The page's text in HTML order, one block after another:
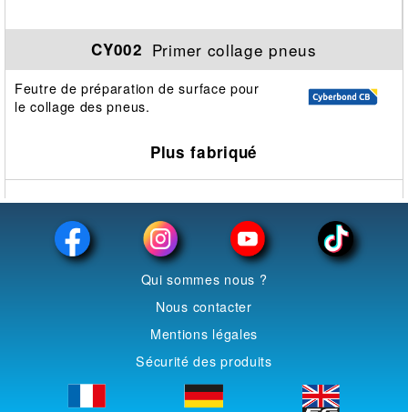
CY002 Primer collage pneus
Feutre de préparation de surface pour
le collage des pneus.
Plus fabriqué
Qui sommes nous ?
Nous contacter
Mentions légales
Sécurité des produits